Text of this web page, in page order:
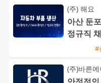
(주) 해요
아산 둔
정규직
#
(주)바른